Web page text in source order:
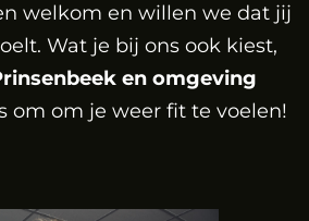
welkom en willen we dat jij
Wat je bij ons ook kiest,
en omgeving
om om je weer fit te voelen!